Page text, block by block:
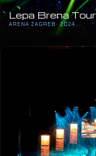
Lepa Brena Tour
ARENA ZAGREB · 2024